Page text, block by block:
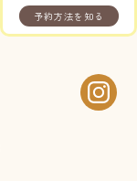
予約方法を知る